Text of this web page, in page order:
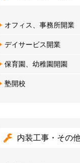
オフィス、事務所開業
デイサービス開業
保育園、幼稚園開園
塾開校
内装工事・その